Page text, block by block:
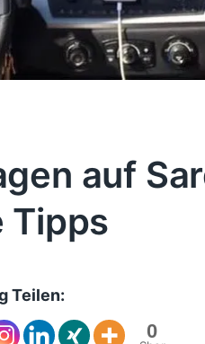
auf
Tipps
Teilen:
0